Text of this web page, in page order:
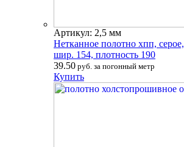
Артикул: 2,5 мм
Нетканное полотно хпп,
шир. 154, плотность 190
39.50 руб. за погонный метр
Купить